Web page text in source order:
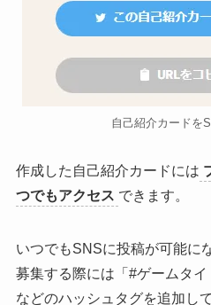
自己紹介カードを
作成した自己紹介カードには
つでもアクセス できます。
いつでもSNSに投稿が可能に
募集する際には「#ゲームタイ
などのハッシュタグを追加し